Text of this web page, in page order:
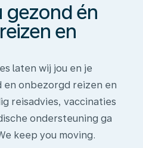
gezond én
en
laten wij jou en je
en onbezorgd reizen en
reisadvies, vaccinaties
ondersteuning ga
keep you moving.